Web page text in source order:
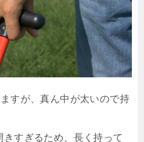
すが、真ん中が太いので持
すぎるため、長く持って